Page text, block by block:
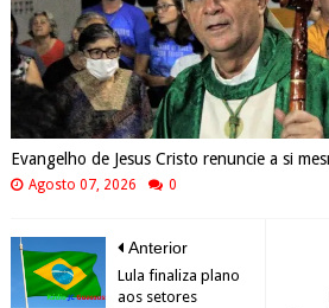
Evangelho de Jesus Cristo renuncie a si
Agosto 07, 2026 0
Anterior
Lula finaliza plano
aos setores